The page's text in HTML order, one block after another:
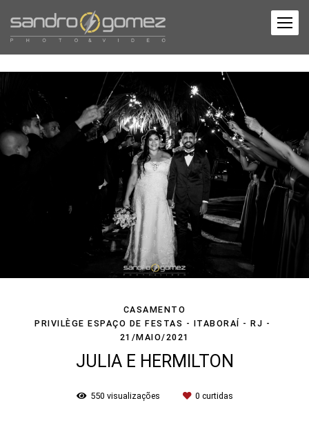
CASAMENTO
PRIVILÈGE ESPAÇO DE FESTAS - ITABORAÍ - RJ
21/MAIO/2021
JULIA E HERMILTON
550 visualizações 0 curtidas